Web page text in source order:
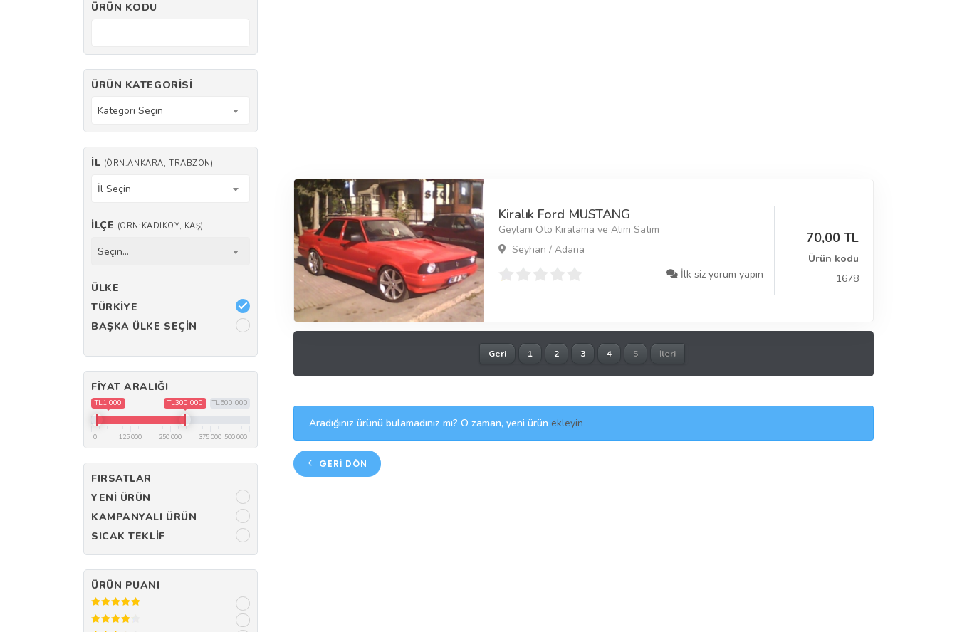
Kiralık Ford MUSTANG
Geylani Oto Kiralama ve Alım Satım
Seyhan / Adana
İlk siz yorum yapın
70,00 TL
Ürün kodu
1678
Geri 1 2 3 4 5 İleri
Aradığınız ürünü bulamadınız mı? O zaman, yeni ürün ekleyin
GERI DÖN
ÜRÜN KODU
ÜRÜN KATEGORISI
Kategori Seçin
İL (ÖRN:ANKARA, TRABZON)
İl Seçin
İLÇE (ÖRN:KADIKÖY, KAŞ)
Seçin...
ÜLKE
TÜRKIYE
BAŞKA ÜLKE SEÇIN
FIYAT ARALIĞI
TL500 000
TL1 000 TL300 000
0 125 000 250 000 375 000 500 000
FIRSATLAR
YENI ÜRÜN
KAMPANYALI ÜRÜN
SICAK TEKLIF
ÜRÜN PUANI